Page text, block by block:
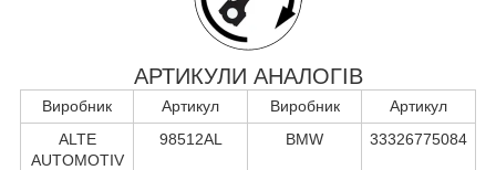
АРТИКУЛИ АНАЛОГІВ
Виробник Артикул Виробник
Артикул
ALTE
AUTOMOTIV
98512AL BMW 33326775084